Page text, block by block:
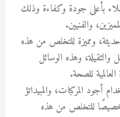
بأعلى جودة وكفاءة وذلك
والفنيين.
ومميزة للتخلص من هذه
وهذه الوسائل
للصحة.
أجود المركبات، والمبيداتؤ
خصيصًا للتخلص من هذه